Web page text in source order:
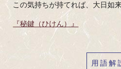
この気持ちが持てれば、大日如
『秘鍵（ひけん）』
用語解